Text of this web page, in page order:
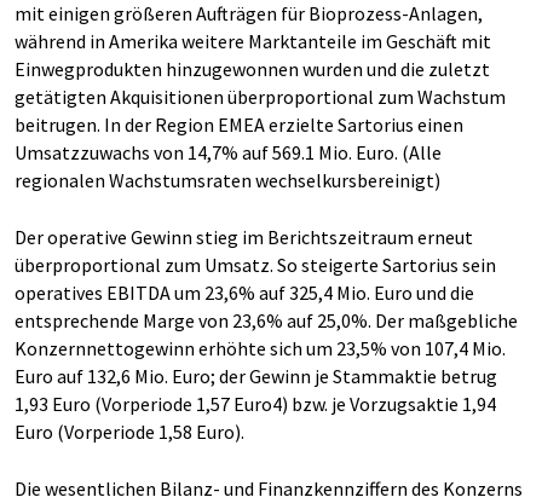
mit einigen größeren Aufträgen für Bioprozess-Anlagen,
während in Amerika weitere Marktanteile im Geschäft mit
Einwegprodukten hinzugewonnen wurden und die zuletzt
getätigten Akquisitionen überproportional zum Wachstum
beitrugen. In der Region EMEA erzielte Sartorius einen
Umsatzzuwachs von 14,7% auf 569.1 Mio. Euro. (Alle
regionalen Wachstumsraten wechselkursbereinigt)
Der operative Gewinn stieg im Berichtszeitraum erneut
überproportional zum Umsatz. So steigerte Sartorius sein
operatives EBITDA um 23,6% auf 325,4 Mio. Euro und die
entsprechende Marge von 23,6% auf 25,0%. Der maßgebliche
Konzernnettogewinn erhöhte sich um 23,5% von 107,4 Mio.
Euro auf 132,6 Mio. Euro; der Gewinn je Stammaktie betrug
1,93 Euro (Vorperiode 1,57 Euro4) bzw. je Vorzugsaktie 1,94
Euro (Vorperiode 1,58 Euro).
Die wesentlichen Bilanz- und Finanzkennziffern des Konzerns